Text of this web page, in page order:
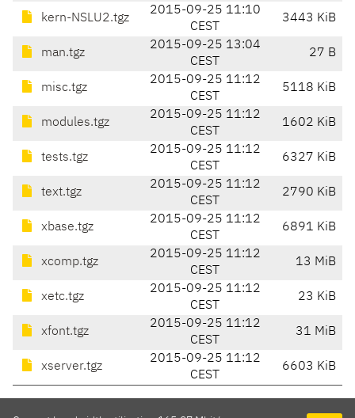
kern-NSLU2.tgz
2015-09-25 11:10
CEST
3443 KiB
man.tgz
2015-09-25 13:04
CEST
27 B
misc.tgz
2015-09-25 11:12
CEST
5118 KiB
modules.tgz
2015-09-25 11:12
CEST
1602 KiB
tests.tgz
2015-09-25 11:12
CEST
6327 KiB
text.tgz
2015-09-25 11:12
CEST
2790 KiB
xbase.tgz
2015-09-25 11:12
CEST
6891 KiB
xcomp.tgz
2015-09-25 11:12
CEST
13 MiB
xetc.tgz
2015-09-25 11:12
CEST
23 KiB
xfont.tgz
2015-09-25 11:12
CEST
31 MiB
xserver.tgz
2015-09-25 11:12
CEST
6603 KiB